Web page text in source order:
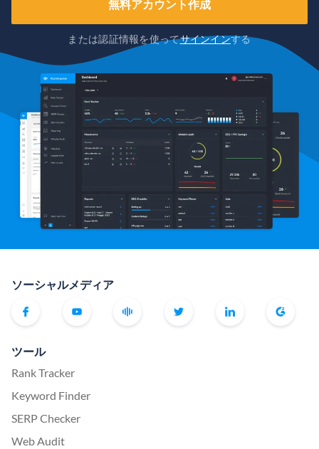
無料アカウント作成
または認証情報を使ってサインインする
ソーシャルメディア
ツール
Rank Tracker
Keyword Finder
SERP Checker
Web Audit